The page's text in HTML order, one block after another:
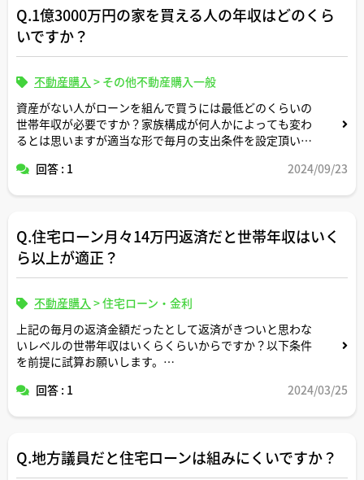
Q.1億3000万円の家を買える人の年収はどのくら
いですか？
不動産購入 > その他不動産購入一般
資産がない人がローンを組んで買うには最低どのくらいの
世帯年収が必要ですか？家族構成が何人かによっても変わ
るとは思いますが適当な形で毎月の支出条件を設定頂いた
い。回答 : 1 2024/09/23
Q.住宅ローン月々14万円返済だと世帯年収はいく
ら以上が適正？
不動産購入 >住宅ローン・金利
上記の毎月の返済金額だったとして返済がきついと思わな
いレベルの世帯年収はいくらくらいからですか？以下条件
を前提に試算お願いします。
程度の支出を考慮希望
③マンション購入想定なので固定資産税のほか管理費修繕
回答 : 1 2024/03/25
Q.地方議員だと住宅ローンは組みにくいですか？